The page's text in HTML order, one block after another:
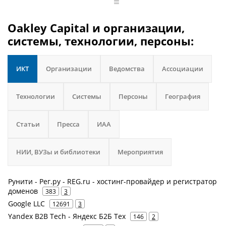
Oakley Capital и организации,
системы, технологии, персоны:
ИКТ Организации Ведомства Ассоциации
Технологии Системы Персоны География
Статьи Пресса ИАА
НИИ, ВУЗы и библиотеки Мероприятия
Рунити - Рег.ру - REG.ru - хостинг-провайдер и регистратор
доменов
383 3
Google LLC 12691 3
Yandex B2B Tech - Яндекс Б2Б Тех 146 2